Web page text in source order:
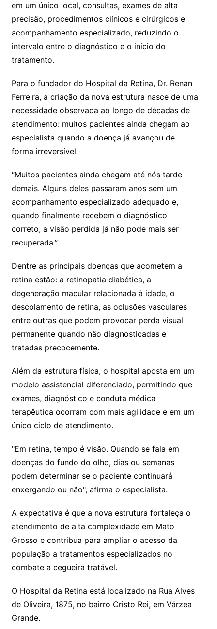
em um único local, consultas, exames de alta
precisão, procedimentos clínicos e cirúrgicos e
acompanhamento especializado, reduzindo o
intervalo entre o diagnóstico e o início do
tratamento.
Para o fundador do Hospital da Retina, Dr. Renan
Ferreira, a criação da nova estrutura nasce de uma
necessidade observada ao longo de décadas de
atendimento: muitos pacientes ainda chegam ao
especialista quando a doença já avançou de
forma irreversível.
“Muitos pacientes ainda chegam até nós tarde
demais. Alguns deles passaram anos sem um
acompanhamento especializado adequado e,
quando finalmente recebem o diagnóstico
correto, a visão perdida já não pode mais ser
recuperada.”
Dentre as principais doenças que acometem a
retina estão: a retinopatia diabética, a
degeneração macular relacionada à idade, o
descolamento de retina, as oclusões vasculares
entre outras que podem provocar perda visual
permanente quando não diagnosticadas e
tratadas precocemente.
Além da estrutura física, o hospital aposta em um
modelo assistencial diferenciado, permitindo que
exames, diagnóstico e conduta médica
terapêutica ocorram com mais agilidade e em um
único ciclo de atendimento.
"Em retina, tempo é visão. Quando se fala em
doenças do fundo do olho, dias ou semanas
podem determinar se o paciente continuará
enxergando ou não", afirma o especialista.
A expectativa é que a nova estrutura fortaleça o
atendimento de alta complexidade em Mato
Grosso e contribua para ampliar o acesso da
população a tratamentos especializados no
combate a cegueira tratável.
O Hospital da Retina está localizado na Rua Alves
de Oliveira, 1875, no bairro Cristo Rei, em Várzea
Grande.